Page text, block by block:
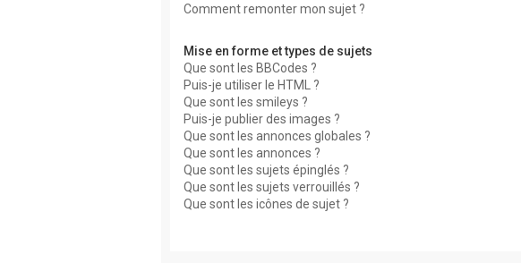
Comment remonter mon sujet ?
Mise en forme et types de sujets
Que sont les BBCodes ?
Puis-je utiliser le HTML ?
Que sont les smileys ?
Puis-je publier des images ?
Que sont les annonces globales ?
Que sont les annonces ?
Que sont les sujets épinglés ?
Que sont les sujets verrouillés ?
Que sont les icônes de sujet ?